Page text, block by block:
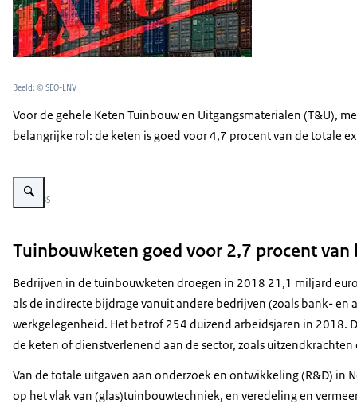
Beeld: © SEO-LNV
Voor de gehele Keten Tuinbouw en Uitgangsmaterialen (T&U),
belangrijke rol: de keten is goed voor 4,7 procent van de totale
Vergroot afbeelding Exportwaarde tuinbouw
Beeld: CBS
Tuinbouwketen goed voor 2,7 procent van
Bedrijven in de tuinbouwketen droegen in 2018 21,1 miljard
als de indirecte bijdrage vanuit andere bedrijven (zoals bank-
werkgelegenheid. Het betrof 254 duizend arbeidsjaren in 2018.
de keten of dienstverlenend aan de sector, zoals
Van de totale uitgaven aan onderzoek en ontwikkeling (R&D)
op het vlak van (glas)tuinbouwtechniek, en veredeling en